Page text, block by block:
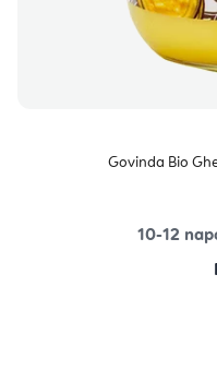
Govinda Bio
10-12